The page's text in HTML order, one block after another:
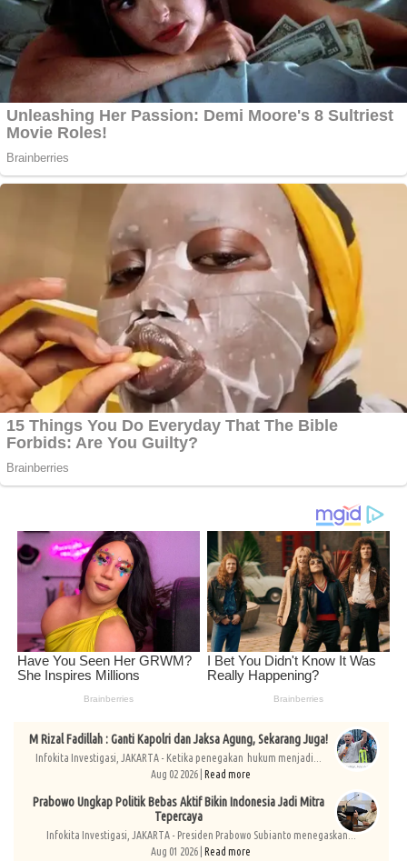
M Rizal Fadillah : Ganti Kapolri dan Jaksa Agung, Sekarang Juga!
Infokita Investigasi, JAKARTA - Ketika penegakan hukum menjadi...
Aug 02 2026 | Read more
Prabowo Ungkap Politik Bebas Aktif Bikin Indonesia Jadi Mitra
Tepercaya
Infokita Investigasi, JAKARTA - Presiden Prabowo Subianto menegaskan...
Aug 01 2026 | Read more